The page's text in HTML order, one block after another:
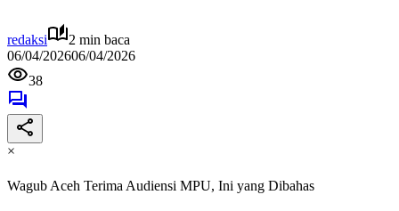
redaksi
2 min baca
06/04/202606/04/2026
38
×
Wagub Aceh Terima Audiensi MPU, Ini yang Dibahas